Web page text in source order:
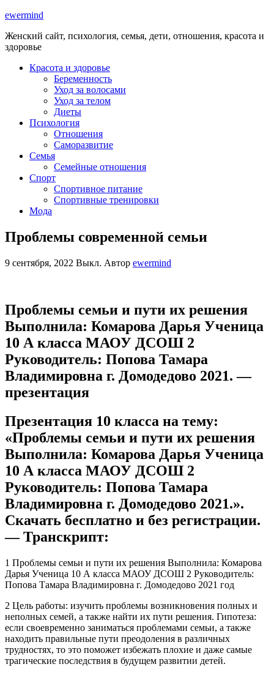
ewermind
Женский сайт, психология, семья, дети, отношения, красота и
здоровье
Красота и здоровье
Беременность
Уход за волосами
Уход за телом
Диеты
Психология
Отношения
Саморазвитие
Семья
Семейные отношения
Спорт
Спортивное питание
Спортивные тренировки
Мода
Проблемы современной семьи
9 сентября, 2022 Выкл. Автор ewermind
Проблемы семьи и пути их решения
Выполнила: Комарова Дарья Ученица
10 А класса МАОУ ДСОШ 2
Руководитель: Попова Тамара
Владимировна г. Домодедово 2021. —
презентация
Презентация 10 класса на тему:
«Проблемы семьи и пути их решения
Выполнила: Комарова Дарья Ученица
10 А класса МАОУ ДСОШ 2
Руководитель: Попова Тамара
Владимировна г. Домодедово 2021.».
Скачать бесплатно и без регистрации.
— Транскрипт:
1 Проблемы семьи и пути их решения Выполнила: Комарова
Дарья Ученица 10 А класса МАОУ ДСОШ 2 Руководитель:
Попова Тамара Владимировна г. Домодедово 2021 год
2 Цель работы: изучить проблемы возникновения полных и
неполных семей, а также найти их пути решения. Гипотеза:
если своевременно заниматься проблемами семьи, а также
находить правильные пути преодоления в различных
трудностях, то это поможет избежать плохие и даже самые
трагические последствия в будущем развитии детей.